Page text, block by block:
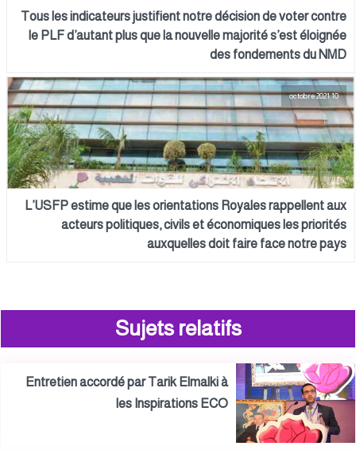
Tous les indicateurs justifient notre décision de voter contre
le PLF d’autant plus que la nouvelle majorité s’est éloignée
des fondements du NMD
10 octobre 2021
L’USFP estime que les orientations Royales rappellent aux
acteurs politiques, civils et économiques les priorités
auxquelles doit faire face notre pays
Sujets relatifs
Entretien accordé par Tarik Elmalki à
les Inspirations ECO